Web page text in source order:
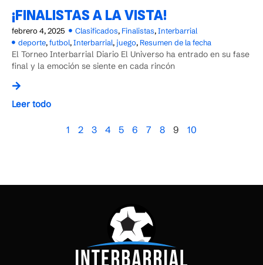
¡FINALISTAS A LA VISTA!
febrero 4, 2025 Clasificados, Finalistas,Interbarrial
deporte,futbol,Interbarrial, juego, Resumen de la fecha
El Torneo Interbarrial Diario El Universo ha entrado en su fase
final y la emoción se siente en cada rincón
Leer todo
1 2 3 4 5 6 7 8 9 10